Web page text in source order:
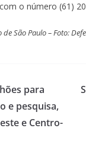
o número (61)
São Paulo – Foto:
para
e pesquisa,
e Centro-